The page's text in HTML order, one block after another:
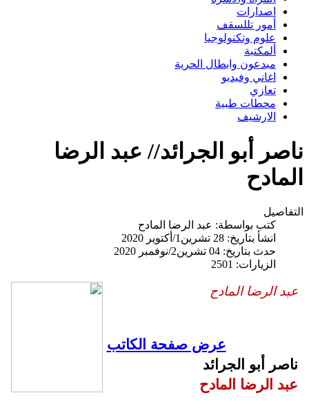
اصدارات
أمور تللسقف
علوم وتكنولوجيا
ألمكتبة
مبدعون وابطال الحرية
اغاني وفيديو
تعازي
محطات طبية
الارشيف
ناصر أبو الجرائد// عبد الرضا
المادح
التفاصيل
كتب بواسطة: عبد الرضا المادح
انشأ بتاريخ: 28 تشرين1/أكتوير 2020
حدث بتاريخ: 04 تشرين2/نوفمبر 2020
الزيارات: 2501
عبد الرضا المادح
عرض صفحة الكاتب
ناصر أبو الجرائد
عبد الرضا المادح